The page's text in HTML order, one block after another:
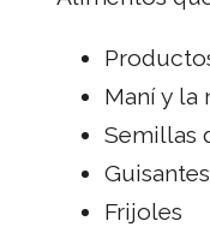
Maní y la
Semillas
Guisantes
Frijoles